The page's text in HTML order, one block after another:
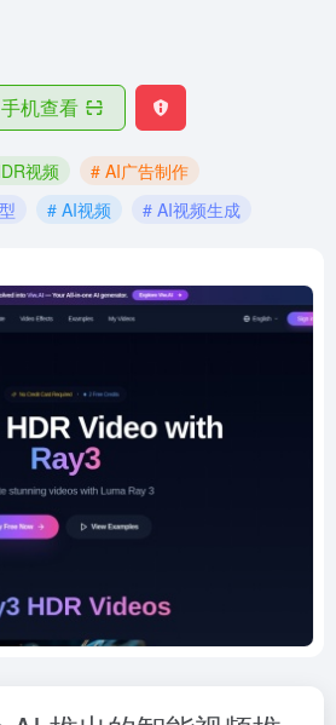
手机查看
视频
# AI广告制作
# AI视频 # AI视频生成